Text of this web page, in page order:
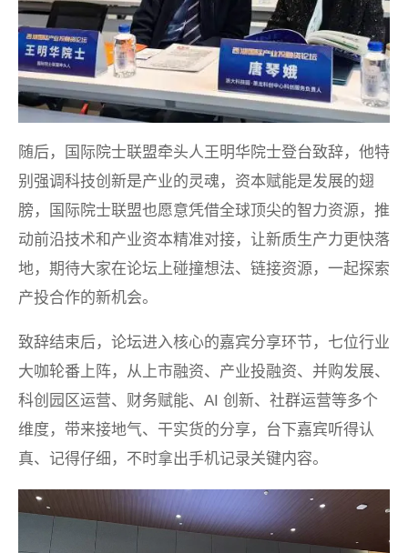
随后，国际院士联盟牵头人王明华院士登台致辞，他特
别强调科技创新是产业的灵魂，资本赋能是发展的翅
膀，国际院士联盟也愿意凭借全球顶尖的智力资源，推
动前沿技术和产业资本精准对接，让新质生产力更快落
地，期待大家在论坛上碰撞想法、链接资源，一起探索
产投合作的新机会。
致辞结束后，论坛进入核心的嘉宾分享环节，七位行业
大咖轮番上阵，从上市融资、产业投融资、并购发展、
科创园区运营、财务赋能、AI 创新、社群运营等多个
维度，带来接地气、干实货的分享，台下嘉宾听得认
真、记得仔细，不时拿出手机记录关键内容。